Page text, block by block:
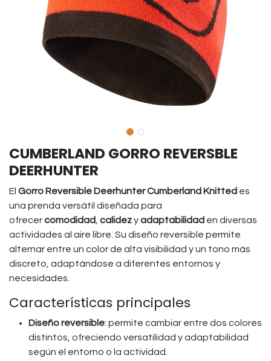
CUMBERLAND GORRO REVERSBLE
DEERHUNTER
El Gorro Reversible Deerhunter Cumberland Knitted es
una prenda versátil diseñada para
ofrecercomodidad calidezyadaptabilidad en diversas
actividades al aire libre. Su diseño reversible permite
alternar entre un color de alta visibilidad y un tono más
discreto, adaptándose a diferentes entornos y
necesidades.
Características principales
Diseño reversible: permite cambiar entre dos colores
distintos, ofreciendo versatilidad y adaptabilidad
según el entorno o la actividad.